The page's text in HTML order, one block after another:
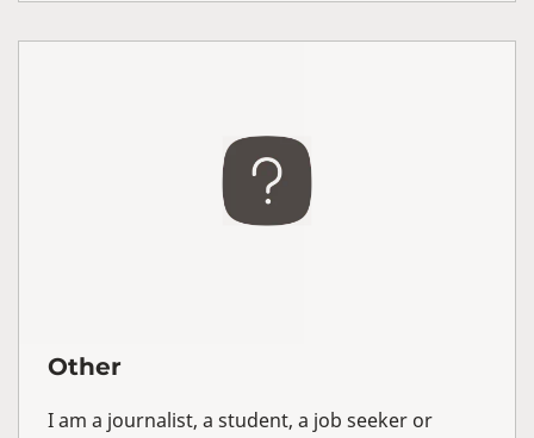
Other
I am a journalist, a student, a job seeker or